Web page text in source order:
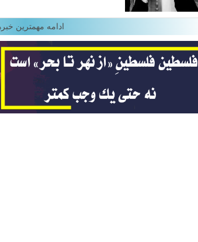
ادامه مهمترین